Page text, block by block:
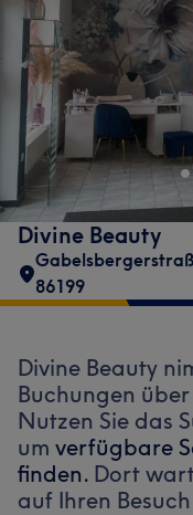
Divine Beauty
86199
Divine Beauty
Buchungen
Nutzen Sie das
um verfügbare
finden. Dort
auf Ihren